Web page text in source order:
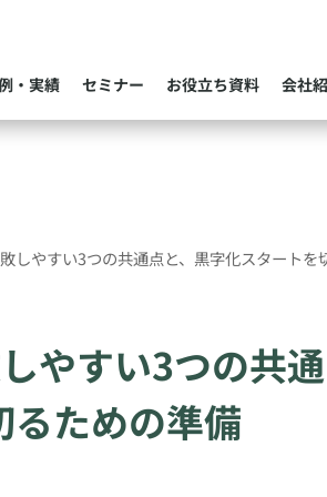
・実績 セミナー お役立ち資料 会社
しやすい3つの共通点と、黒字化スタートを
やすい3つの共通
るための準備